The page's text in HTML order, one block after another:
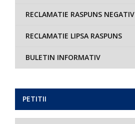
RECLAMATIE RASPUNS NEGATIV
RECLAMATIE LIPSA RASPUNS
BULETIN INFORMATIV
PETITII